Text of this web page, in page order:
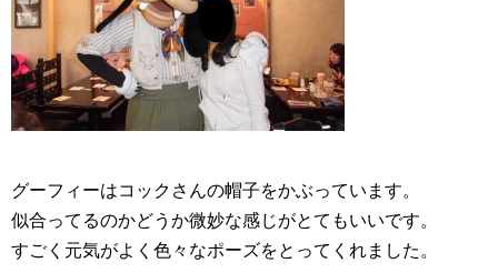
グーフィーはコックさんの帽子をかぶっています。
似合ってるのかどうか微妙な感じがとてもいいです。
すごく元気がよく色々なポーズをとってくれました。